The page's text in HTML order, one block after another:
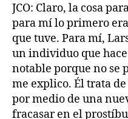
JCO: Claro, la cosa
para mí lo primero
que tuve. Para mí,
un individuo que
notable porque no se
me explico. Él trata
por medio de una
fracasar en el